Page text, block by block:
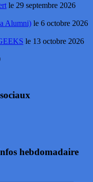
le 29 septembre 2026
Alumni) le 6 octobre 2026
le 13 octobre 2026
hebdomadaire